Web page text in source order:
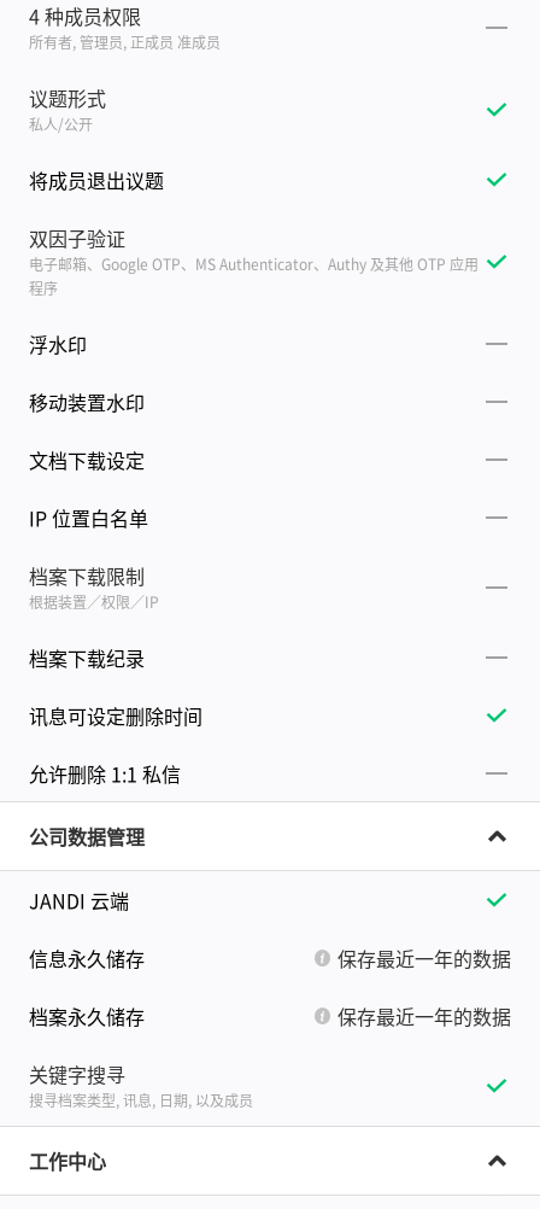
4 种成员权限
所有者, 管理员, 正成员 准成员
议题形式
私人/公开
将成员退出议题
双因子验证
电子邮箱、Google OTP、MS Authenticator、Authy 及其他 OTP 应用
程序
浮水印
移动装置水印
文档下载设定
IP 位置白名单
档案下载限制
根据装置／权限／IP
档案下载纪录
讯息可设定删除时间
允许删除 1:1 私信
公司数据管理
JANDI 云端
信息永久储存
保存最近一年的数据
档案永久储存
保存最近一年的数据
关键字搜寻
搜寻档案类型, 讯息, 日期, 以及成员
工作中心